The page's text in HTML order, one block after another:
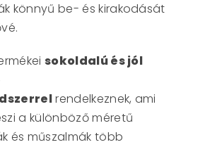
könnyű be- és kirakodását
sokoldalú és jól
rendelkeznek, ami
a különböző méretű
és műszalmák több